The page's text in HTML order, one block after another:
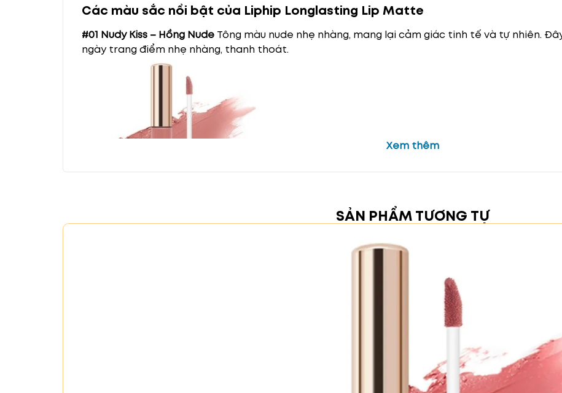
Các màu sắc nổi bật của Liphip Longlasting Lip Matte
#01 Nudy Kiss – Hồng Nude Tông màu nude nhẹ nhàng, mang lại cảm giác tinh tế và tự nhiên.
ngày trang điểm nhẹ nhàng, thanh thoát.
Màu sắc nhẹ nhàng, pha chút sắc hồng đào tạo nên vẻ đẹp ngọt
Xem thêm
SẢN PHẨM TƯƠNG TỰ